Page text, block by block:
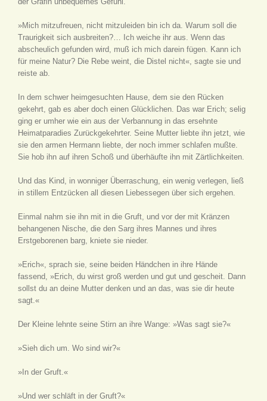
»Mich mitzufreuen, nicht mitzuleiden bin ich da. Warum soll die
Traurigkeit sich ausbreiten?… Ich weiche ihr aus. Wenn das
abscheulich gefunden wird, muß ich mich darein fügen. Kann ich
für meine Natur? Die Rebe weint, die Distel nicht«, sagte sie und
reiste ab.
In dem schwer heimgesuchten Hause, dem sie den Rücken
gekehrt, gab es aber doch einen Glücklichen. Das war Erich; selig
ging er umher wie ein aus der Verbannung in das ersehnte
Heimatparadies Zurückgekehrter. Seine Mutter liebte ihn jetzt, wie
sie den armen Hermann liebte, der noch immer schlafen mußte.
Sie hob ihn auf ihren Schoß und überhäufte ihn mit Zärtlichkeiten.
Und das Kind, in wonniger Überraschung, ein wenig verlegen, ließ
in stillem Entzücken all diesen Liebessegen über sich ergehen.
Einmal nahm sie ihn mit in die Gruft, und vor der mit Kränzen
behangenen Nische, die den Sarg ihres Mannes und ihres
Erstgeborenen barg, kniete sie nieder.
»Erich«, sprach sie, seine beiden Händchen in ihre Hände
fassend, »Erich, du wirst groß werden und gut und gescheit. Dann
sollst du an deine Mutter denken und an das, was sie dir heute
sagt.«
Der Kleine lehnte seine Stirn an ihre Wange: »Was sagt sie?«
»Sieh dich um. Wo sind wir?«
»In der Gruft.«
»Und wer schläft in der Gruft?«